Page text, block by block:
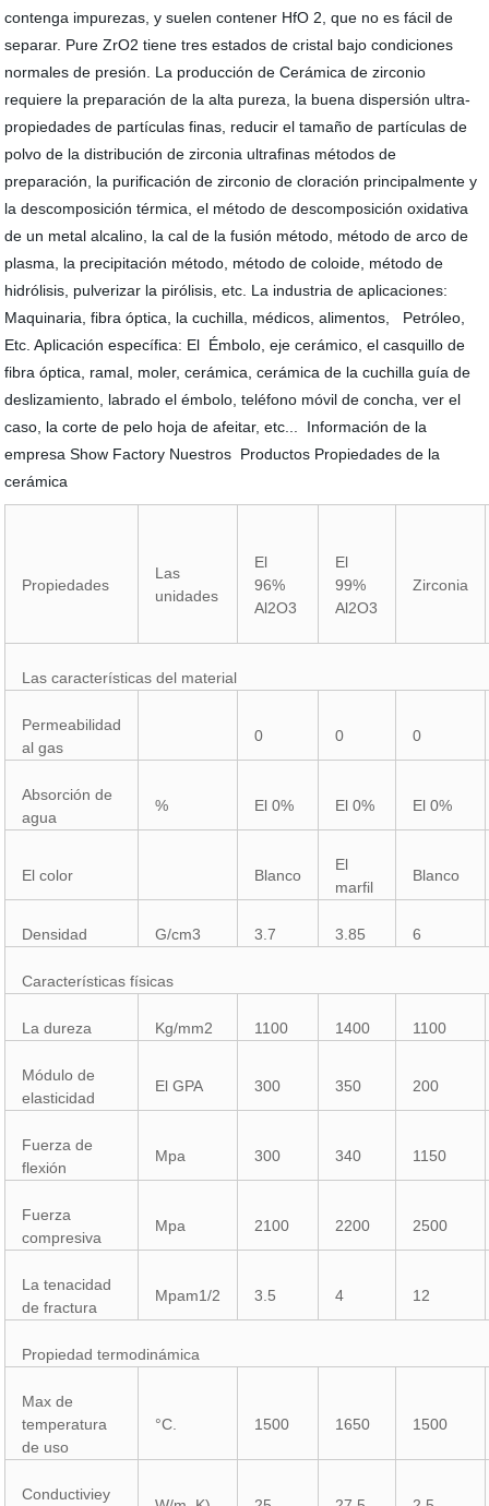
contenga impurezas, y suelen contener HfO 2, que no es fácil de
separar. Pure ZrO2 tiene tres estados de cristal bajo condiciones
normales de presión. La producción de Cerámica de zirconio
requiere la preparación de la alta pureza, la buena dispersión ultra-
propiedades de partículas finas, reducir el tamaño de partículas de
polvo de la distribución de zirconia ultrafinas métodos de
preparación, la purificación de zirconio de cloración principalmente y
la descomposición térmica, el método de descomposición oxidativa
de un metal alcalino, la cal de la fusión método, método de arco de
plasma, la precipitación método, método de coloide, método de
hidrólisis, pulverizar la pirólisis, etc. La industria de aplicaciones:
Maquinaria, fibra óptica, la cuchilla, médicos, alimentos, Petróleo,
Etc. Aplicación específica: El Émbolo, eje cerámico, el casquillo de
fibra óptica, ramal, moler, cerámica, cerámica de la cuchilla guía de
deslizamiento, labrado el émbolo, teléfono móvil de concha, ver el
caso, la corte de pelo hoja de afeitar, etc... Información de la
empresa Show Factory Nuestros Productos Propiedades de la
cerámica
Propiedades
Las
unidades
El
96%
Al2O3
El
99%
Al2O3
Zirconia
Las características del material
Permeabilidad
al gas
0 0 0
Absorción de
agua
% El 0% El 0% El 0%
El color Blanco
El
marfil
Blanco
Densidad G/cm3 3.7 3.85 6
Características físicas
La dureza Kg/mm2 1100 1400 1100
Módulo de
elasticidad
El GPA 300 350 200
Fuerza de
flexión
Mpa 300 340 1150
Fuerza
compresiva
Mpa 2100 2200 2500
La tenacidad
de fractura
Mpam1/2 3.5 4 12
Propiedad termodinámica
Max de
temperatura
de uso
°C. 1500 1650 1500
Conductiviey